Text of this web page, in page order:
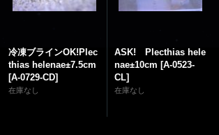
冷凍ブラインOK!Plec
thias helenae±7.5cm
[A-0729-CD]
在庫なし
ASK! Plecthias hele
nae±10cm [A-0523-
CL]
在庫なし